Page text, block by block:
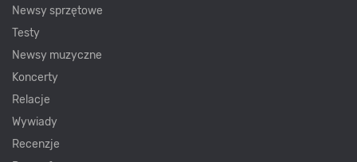
Newsy sprzętowe
Testy
Newsy muzyczne
Koncerty
Relacje
Wywiady
Recenzje